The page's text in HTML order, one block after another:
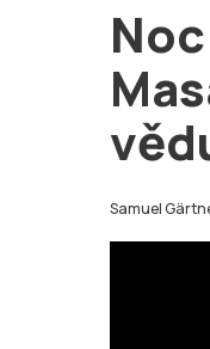
Samuel